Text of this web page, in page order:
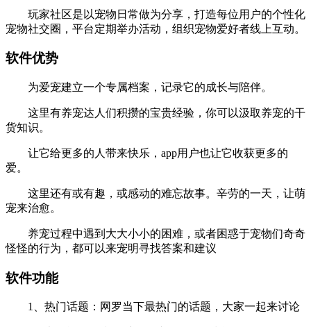
玩家社区是以宠物日常做为分享，打造每位用户的个性化
宠物社交圈，平台定期举办活动，组织宠物爱好者线上互动。
软件优势
为爱宠建立一个专属档案，记录它的成长与陪伴。
这里有养宠达人们积攒的宝贵经验，你可以汲取养宠的干
货知识。
让它给更多的人带来快乐，app用户也让它收获更多的
爱。
这里还有或有趣，或感动的难忘故事。辛劳的一天，让萌
宠来治愈。
养宠过程中遇到大大小小的困难，或者困惑于宠物们奇奇
怪怪的行为，都可以来宠明寻找答案和建议
软件功能
1、热门话题：网罗当下最热门的话题，大家一起来讨论